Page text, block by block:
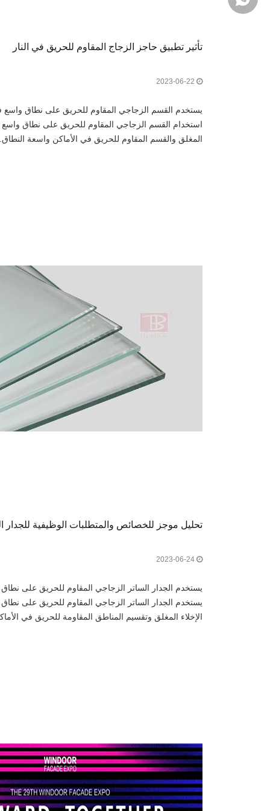
تأثير تطبيق حاجز الزجاج المقاوم للحريق في النار
يستخدم القسم الزجاجي المقاوم للحريق على نطاق واسع
استخدام القسم الزجاجي المقاوم للحريق على نطاق واسع
المغلق والقسم المقاوم للحريق في الأماكن واسعة
تحليل موجز للخصائص والمتطلبات الوظيفية للجدار
يستخدم الجدار الساتر الزجاجي المقاوم للحريق على
يستخدم الجدار الساتر الزجاجي المقاوم للحريق على
الإخلاء المغلق وتقسيم المناطق المقاومة للحريق في